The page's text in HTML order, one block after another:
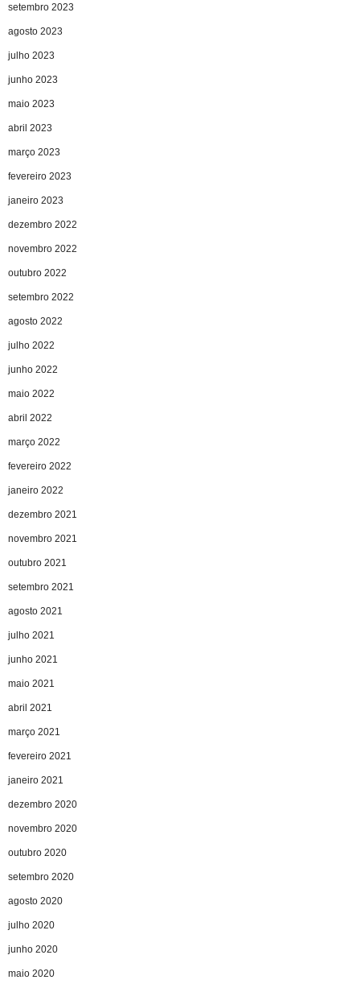
setembro 2023
agosto 2023
julho 2023
junho 2023
maio 2023
abril 2023
março 2023
fevereiro 2023
janeiro 2023
dezembro 2022
novembro 2022
outubro 2022
setembro 2022
agosto 2022
julho 2022
junho 2022
maio 2022
abril 2022
março 2022
fevereiro 2022
janeiro 2022
dezembro 2021
novembro 2021
outubro 2021
setembro 2021
agosto 2021
julho 2021
junho 2021
maio 2021
abril 2021
março 2021
fevereiro 2021
janeiro 2021
dezembro 2020
novembro 2020
outubro 2020
setembro 2020
agosto 2020
julho 2020
junho 2020
maio 2020